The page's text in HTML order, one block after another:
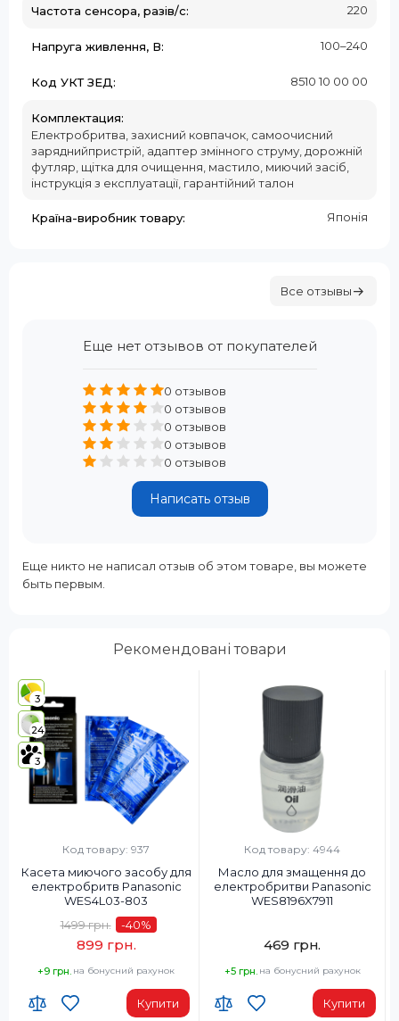
Частота сенсора, разів/с: 220
Напруга живлення, В: 100–240
Код УКТ ЗЕД: 8510 10 00 00
Комплектация:
Електробритва, захисний ковпачок, самоочисний
заряднийпристрій, адаптер змінного струму, дорожній
футляр, щітка для очищення, мастило, миючий засіб,
інструкція з експлуатації, гарантійний талон
Країна-виробник товару: Японія
Все отзывы
Еще нет отзывов от покупателей
0 отзывов
0 отзывов
0 отзывов
0 отзывов
0 отзывов
Написать отзыв
Еще никто не написал отзыв об этом товаре, вы можете
быть первым.
Рекомендовані товари
3
24
3
Код товару: 937
Касета миючого засобу для
електробритв Panasonic
WES4L03-803
899 грн.
1499 грн. -40%
+9 грн. на бонусний рахунок
Купити
Код товару: 4944
Масло для змащення до
електробритви Panasonic
WES8196X7911
469 грн.
+5 грн. на бонусний рахунок
Купити